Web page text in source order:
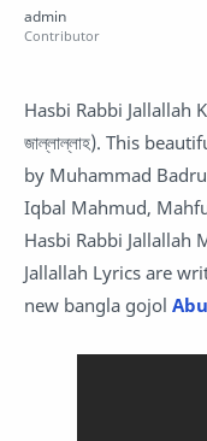
Hasbi Rabbi Jallallah
জাল্লাল্লাহ). This
by Muhammad
Iqbal Mahmud,
Hasbi Rabbi Jallallah
Jallallah Lyrics are
new bangla gojol